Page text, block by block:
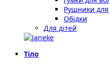
Рушники для
Обідки
Для дітей
Тіло